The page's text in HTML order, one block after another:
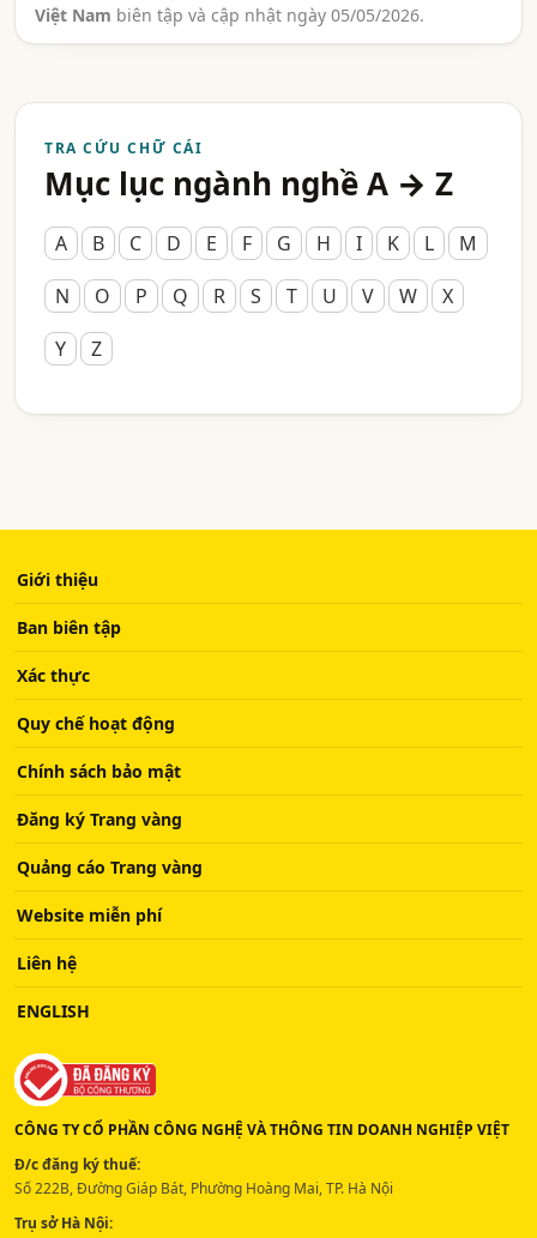
Việt Nam biên tập và cập nhật ngày 05/05/2026.
TRA CỨU CHỮ CÁI
Mục lục ngành nghề A → Z
A B C D E F G H I K L
M
N
O P Q R S T U V W
X
Y
Z
Giới thiệu
Ban biên tập
Xác thực
Quy chế hoạt động
Chính sách bảo mật
Đăng ký Trang vàng
Quảng cáo Trang vàng
Website miễn phí
Liên hệ
ENGLISH
CÔNG TY CỔ PHẦN CÔNG NGHỆ VÀ THÔNG TIN DOANH NGHIỆP VIỆT
Đ/c đăng ký thuế:
Số 222B, Đường Giáp Bát, Phường Hoàng Mai, TP. Hà Nội
Trụ sở Hà Nội: